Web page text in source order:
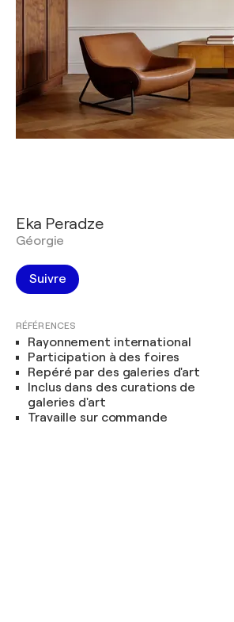
Eka Peradze
Géorgie
Suivre
RÉFÉRENCES
Rayonnement international
Participation à des foires
Repéré par des galeries d'art
Inclus dans des curations de
galeries d'art
Travaille sur commande